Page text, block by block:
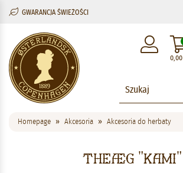
GWARANCJA ŚWIEŻOŚCI
0,00
Homepage Akcesoria Akcesoria do herbaty
Theæg "Kami"